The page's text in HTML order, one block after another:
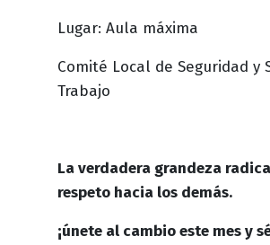
Lugar: Aula máxima
Comité Local de Seguridad y
Trabajo
La verdadera grandeza
respeto hacia los demás.
¡únete al cambio este mes y